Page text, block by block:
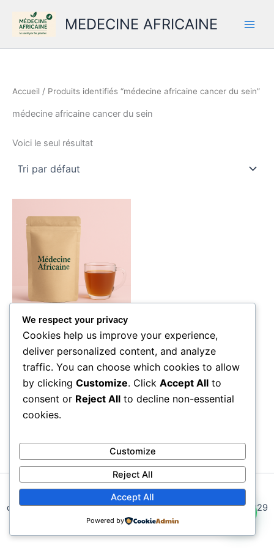
contenu
MEDECINE AFRICAINE
Accueil / Produits identifiés “médecine africaine cancer du sein”
médecine africaine cancer du sein
Voici le seul résultat
Traitement naturel contre le
cancer du sein
Lire la suite
Médecine Africaine, la santé par les plantes. Pour plus
d'information complémentaire veuillez nous contactez au +229
95959146
We respect your privacy
Cookies help us improve your experience,
deliver personalized content, and analyze
traffic. You can choose which cookies to allow
by clicking Customize. Click Accept All to
consent or Reject All to decline non-essential
cookies.
Customize
Reject All
Accept All
Powered by